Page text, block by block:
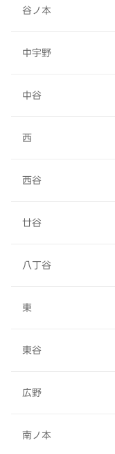
谷ノ本
中宇野
中谷
西
西谷
廿谷
八丁谷
東
東谷
広野
南ノ本